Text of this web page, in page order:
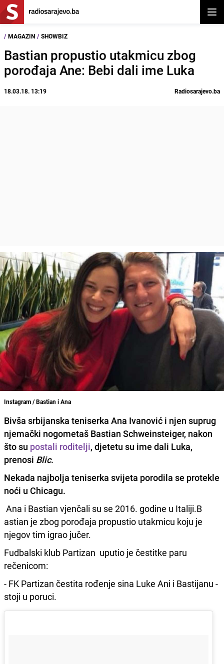
/ MAGAZIN / SHOWBIZ
Bastian propustio utakmicu zbog
porođaja Ane: Bebi dali ime Luka
18.03.18. 13:19 Radiosarajevo.ba
Instagram / Bastian i Ana
Bivša srbijanska teniserka Ana Ivanović i njen suprug
njemački nogometaš Bastian Schweinsteiger, nakon
što su postali roditelji, djetetu su ime dali Luka,
prenosi Blic.
Nekada najbolja teniserka svijeta porodila se protekle
noći u Chicagu.
Ana i Bastian vjenčali su se 2016. godine u Italiji.B
astian je zbog porođaja propustio utakmicu koju je
njegov tim igrao jučer.
Fudbalski klub Partizan uputio je čestitke paru
rečenicom:
- FK Partizan čestita rođenje sina Luke Ani i Bastijanu -
stoji u poruci.